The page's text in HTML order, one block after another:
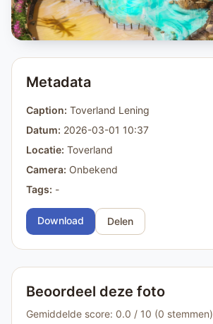
Metadata
Caption: Toverland Lening
Datum: 2026-03-01 10:37
Locatie: Toverland
Camera: Onbekend
Tags: -
Download Delen
Beoordeel deze foto
Gemiddelde score: 0.0 / 10 (0 stemmen)